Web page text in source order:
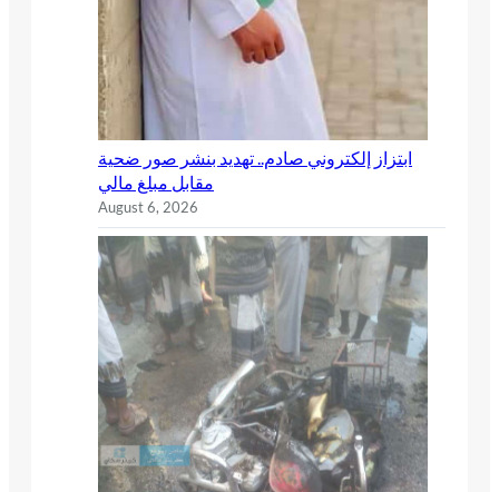
ابتزاز إلكتروني صادم.. تهديد بنشر صور ضحية
مقابل مبلغ مالي
August 6, 2026